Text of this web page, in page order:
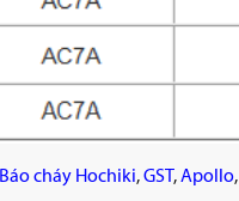
Báo cháy Hochiki,GST ,Apollo,